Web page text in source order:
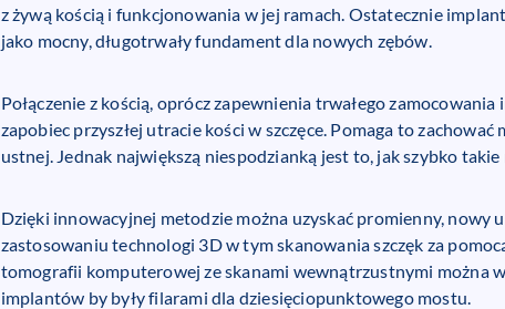
z żywą kością i funkcjonowania w jej ramach. Ostatecznie
jako mocny, długotrwały fundament dla nowych zębów.
Połączenie z kością, oprócz zapewnienia trwałego
zapobiec przyszłej utracie kości w szczęce. Pomaga to
ustnej. Jednak największą niespodzianką jest to, jak szybko
Dzięki innowacyjnej metodzie można uzyskać promienny, nowy
zastosowaniu technologi 3D w tym skanowania szczęk za
tomografii komputerowej ze skanami wewnątrzustnymi można
implantów by były filarami dla dziesięciopunktowego mostu.